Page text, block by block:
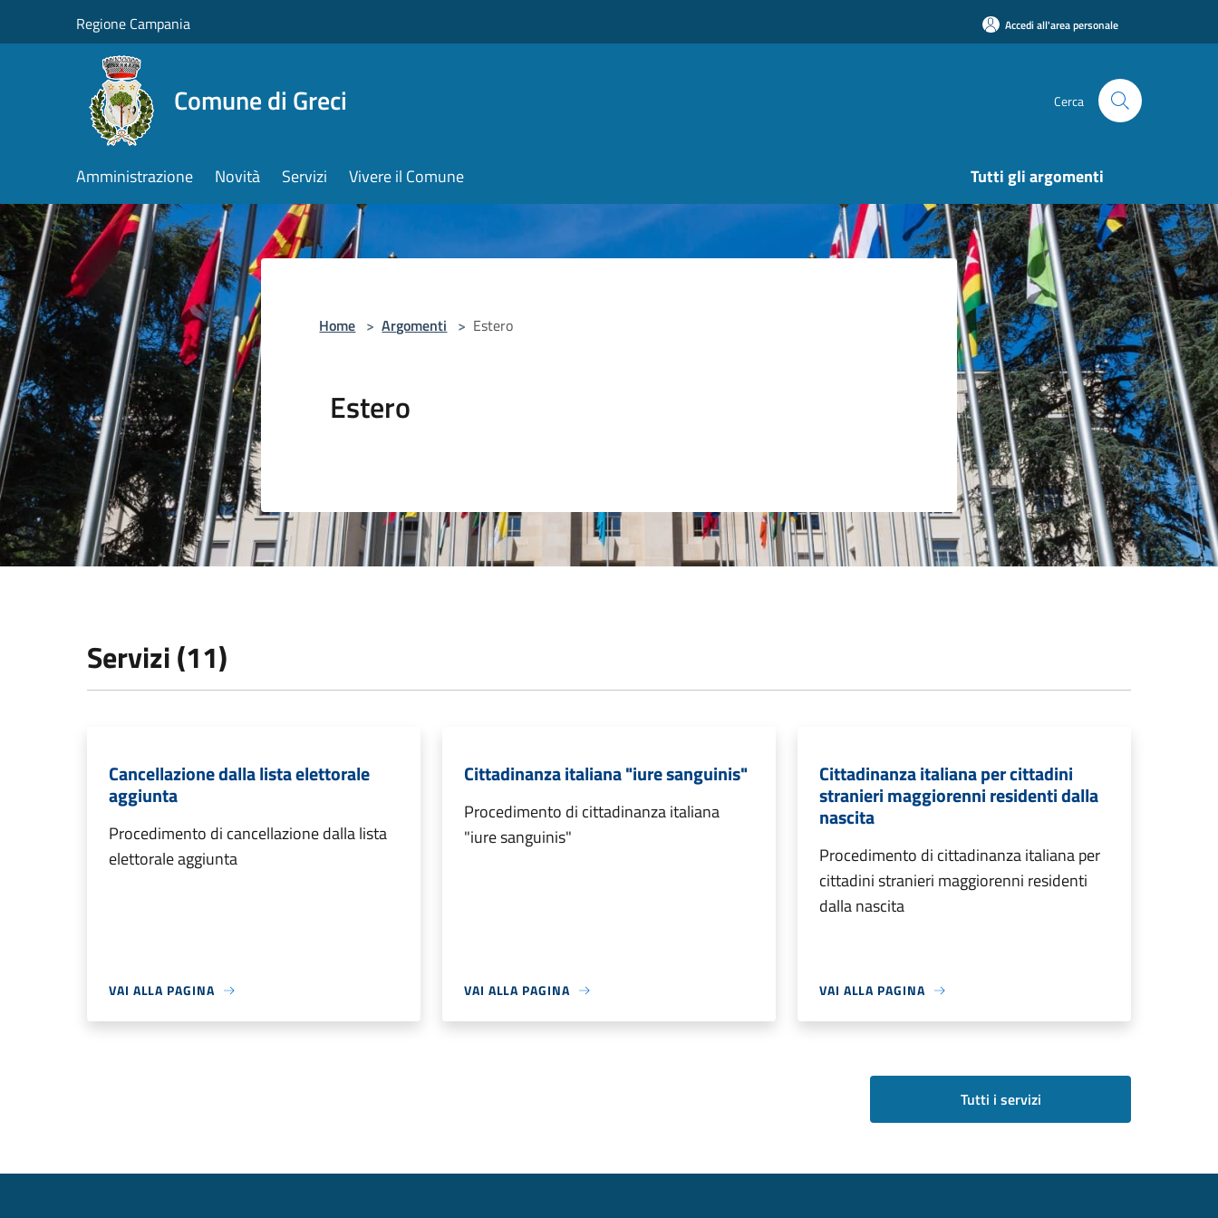
Regione Campania Accedi all'area personale
Comune di Greci Cerca
Amministrazione Novità Servizi Vivere il Comune Tutti gli argomenti
Home > Argomenti > Estero
Estero
Servizi (11)
Cancellazione dalla lista elettorale
aggiunta
Procedimento di cancellazione dalla lista
elettorale aggiunta
VAI ALLA PAGINA
Cittadinanza italiana "iure sanguinis"
Procedimento di cittadinanza italiana
"iure sanguinis"
VAI ALLA PAGINA
Cittadinanza italiana per cittadini
stranieri maggiorenni residenti dalla
nascita
Procedimento di cittadinanza italiana per
cittadini stranieri maggiorenni residenti
dalla nascita
VAI ALLA PAGINA
Tutti i servizi